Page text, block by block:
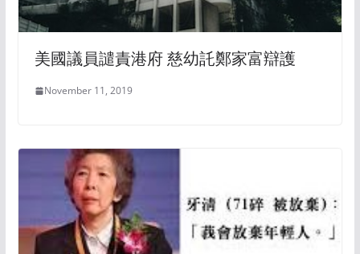
美國議員譴責港府 慈幼託鄭家富辯護
November 11, 2019